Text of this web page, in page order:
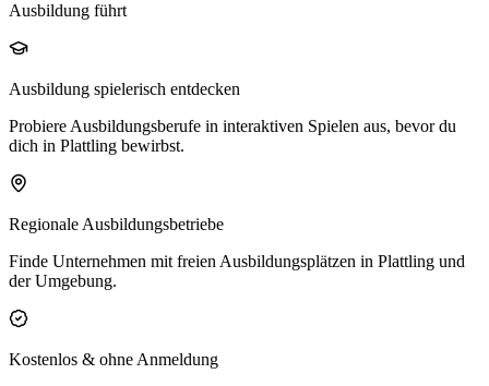
Ausbildung führt
Ausbildung spielerisch entdecken
Probiere Ausbildungsberufe in interaktiven Spielen aus, bevor du
dich in Plattling bewirbst.
Regionale Ausbildungsbetriebe
Finde Unternehmen mit freien Ausbildungsplätzen in Plattling und
der Umgebung.
Kostenlos & ohne Anmeldung